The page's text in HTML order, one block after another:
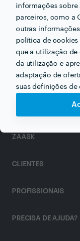
informações sobre
parceiros, como a
outras
política de cookies
que a utilização
da utilização e
adaptação de
suas definições de
Outros serviços
Figueteiro
Unhas de Gel
ZAASK
CLIENTES
PROFISSIONAIS
PRECISA DE AJUDA?